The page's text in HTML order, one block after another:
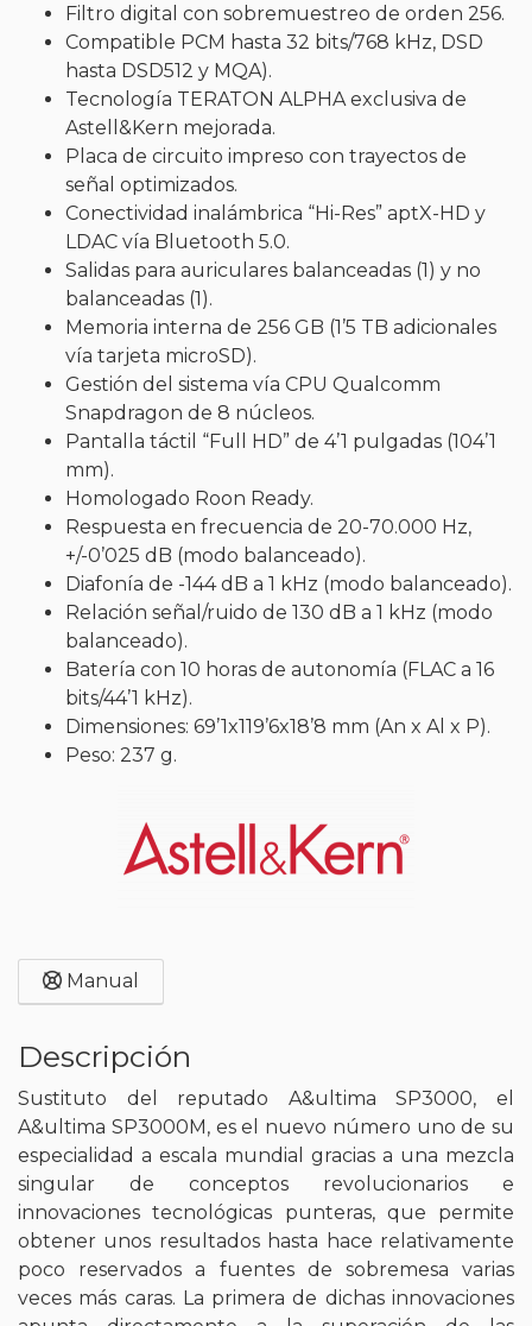
Filtro digital con sobremuestreo de orden 256.
Compatible PCM hasta 32 bits/768 kHz, DSD
hasta DSD512 y MQA).
Tecnología TERATON ALPHA exclusiva de
Astell&Kern mejorada.
Placa de circuito impreso con trayectos de
señal optimizados.
Conectividad inalámbrica “Hi-Res” aptX-HD y
LDAC vía Bluetooth 5.0.
Salidas para auriculares balanceadas (1) y no
balanceadas (1).
Memoria interna de 256 GB (1’5 TB adicionales
vía tarjeta microSD).
Gestión del sistema vía CPU Qualcomm
Snapdragon de 8 núcleos.
Pantalla táctil “Full HD” de 4’1 pulgadas (104’1
mm).
Homologado Roon Ready.
Respuesta en frecuencia de 20-70.000 Hz,
+/-0’025 dB (modo balanceado).
Diafonía de -144 dB a 1 kHz (modo balanceado).
Relación señal/ruido de 130 dB a 1 kHz (modo
balanceado).
Batería con 10 horas de autonomía (FLAC a 16
bits/44’1 kHz).
Dimensiones: 69’1x119’6x18’8 mm (An x Al x P).
Peso: 237 g.
Manual
Descripción
Sustituto del reputado A&ultima SP3000, el
A&ultima SP3000M, es el nuevo número uno de su
especialidad a escala mundial gracias a una mezcla
singular de conceptos revolucionarios e
innovaciones tecnológicas punteras, que permite
obtener unos resultados hasta hace relativamente
poco reservados a fuentes de sobremesa varias
veces más caras. La primera de dichas innovaciones